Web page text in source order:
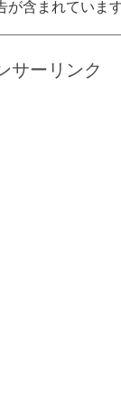
が含まれています
サーリンク